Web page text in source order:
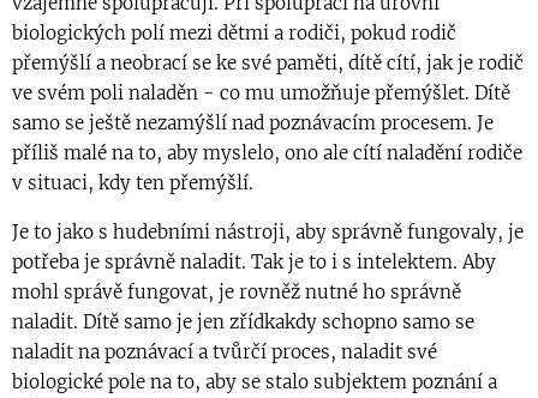
biologických polí mezi dětmi a rodiči, pokud rodič
přemýšlí a neobrací se ke své paměti, dítě cítí, jak je rodič
ve svém poli naladěn - co mu umožňuje přemýšlet. Dítě
samo se ještě nezamýšlí nad poznávacím procesem. Je
příliš malé na to, aby myslelo, ono ale cítí naladění rodiče
v situaci, kdy ten přemýšlí.
Je to jako s hudebními nástroji, aby správně fungovaly, je
potřeba je správně naladit. Tak je to i s intelektem. Aby
mohl správě fungovat, je rovněž nutné ho správně
naladit. Dítě samo je jen zřídkakdy schopno samo se
naladit na poznávací a tvůrčí proces, naladit své
biologické pole na to, aby se stalo subjektem poznání a